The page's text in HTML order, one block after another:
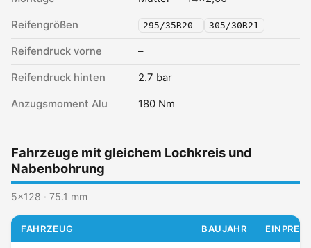
Reifengrößen 295/35R20 305/30R21
Reifendruck vorne –
Reifendruck hinten 2.7 bar
Anzugsmoment Alu 180 Nm
Fahrzeuge mit gleichem Lochkreis und
Nabenbohrung
5x128 · 75.1 mm
FAHRZEUG BAUJAHR